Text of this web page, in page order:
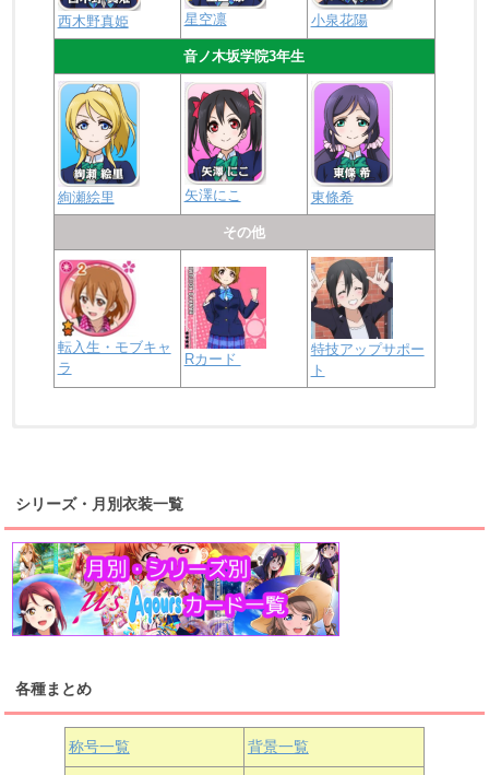
西木野真姫 星空凛 小泉花陽
音ノ木坂学院3年生
絢瀬絵里 矢澤にこ 東條希
その他
転入生・モブキャ
ラ
Rカード
特技アップサポー
ト
桜内梨子 高海千歌 渡辺曜
浦の星女学院1年生
津島善子 黒澤ルビィ
上原歩夢 宮下愛 優木せつ菜
虹ヶ咲学園1年生
中須かすみ 天王寺璃奈
シリーズ・月別衣装一覧
各種まとめ
称号一覧 背景一覧